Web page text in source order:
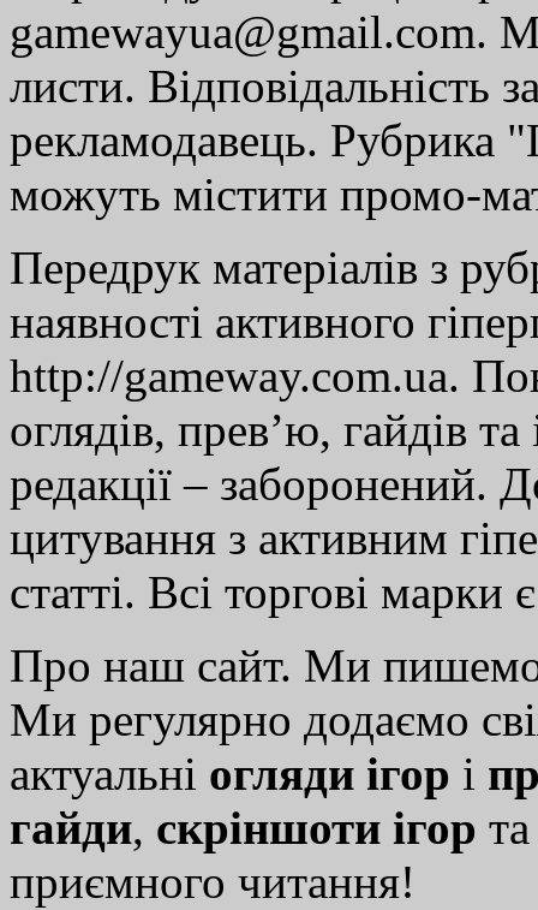
gamewayua@gmail.com.
листи. Відповідальність
рекламодавець. Рубрика
можуть містити промо-
Передрук матеріалів з
наявності активного
http://gameway.com.ua.
оглядів, прев’ю, гайдів
редакції – заборонений.
цитування з активним
статті. Всі торгові марки
Про наш сайт. Ми
Ми регулярно додаємо
актуальні огляди ігор і
гайди, скріншоти ігор
приємного читання!